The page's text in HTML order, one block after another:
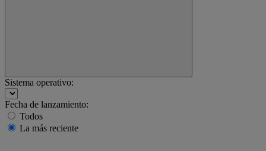
Sistema operativo:
Fecha de lanzamiento:
Todos
La más reciente